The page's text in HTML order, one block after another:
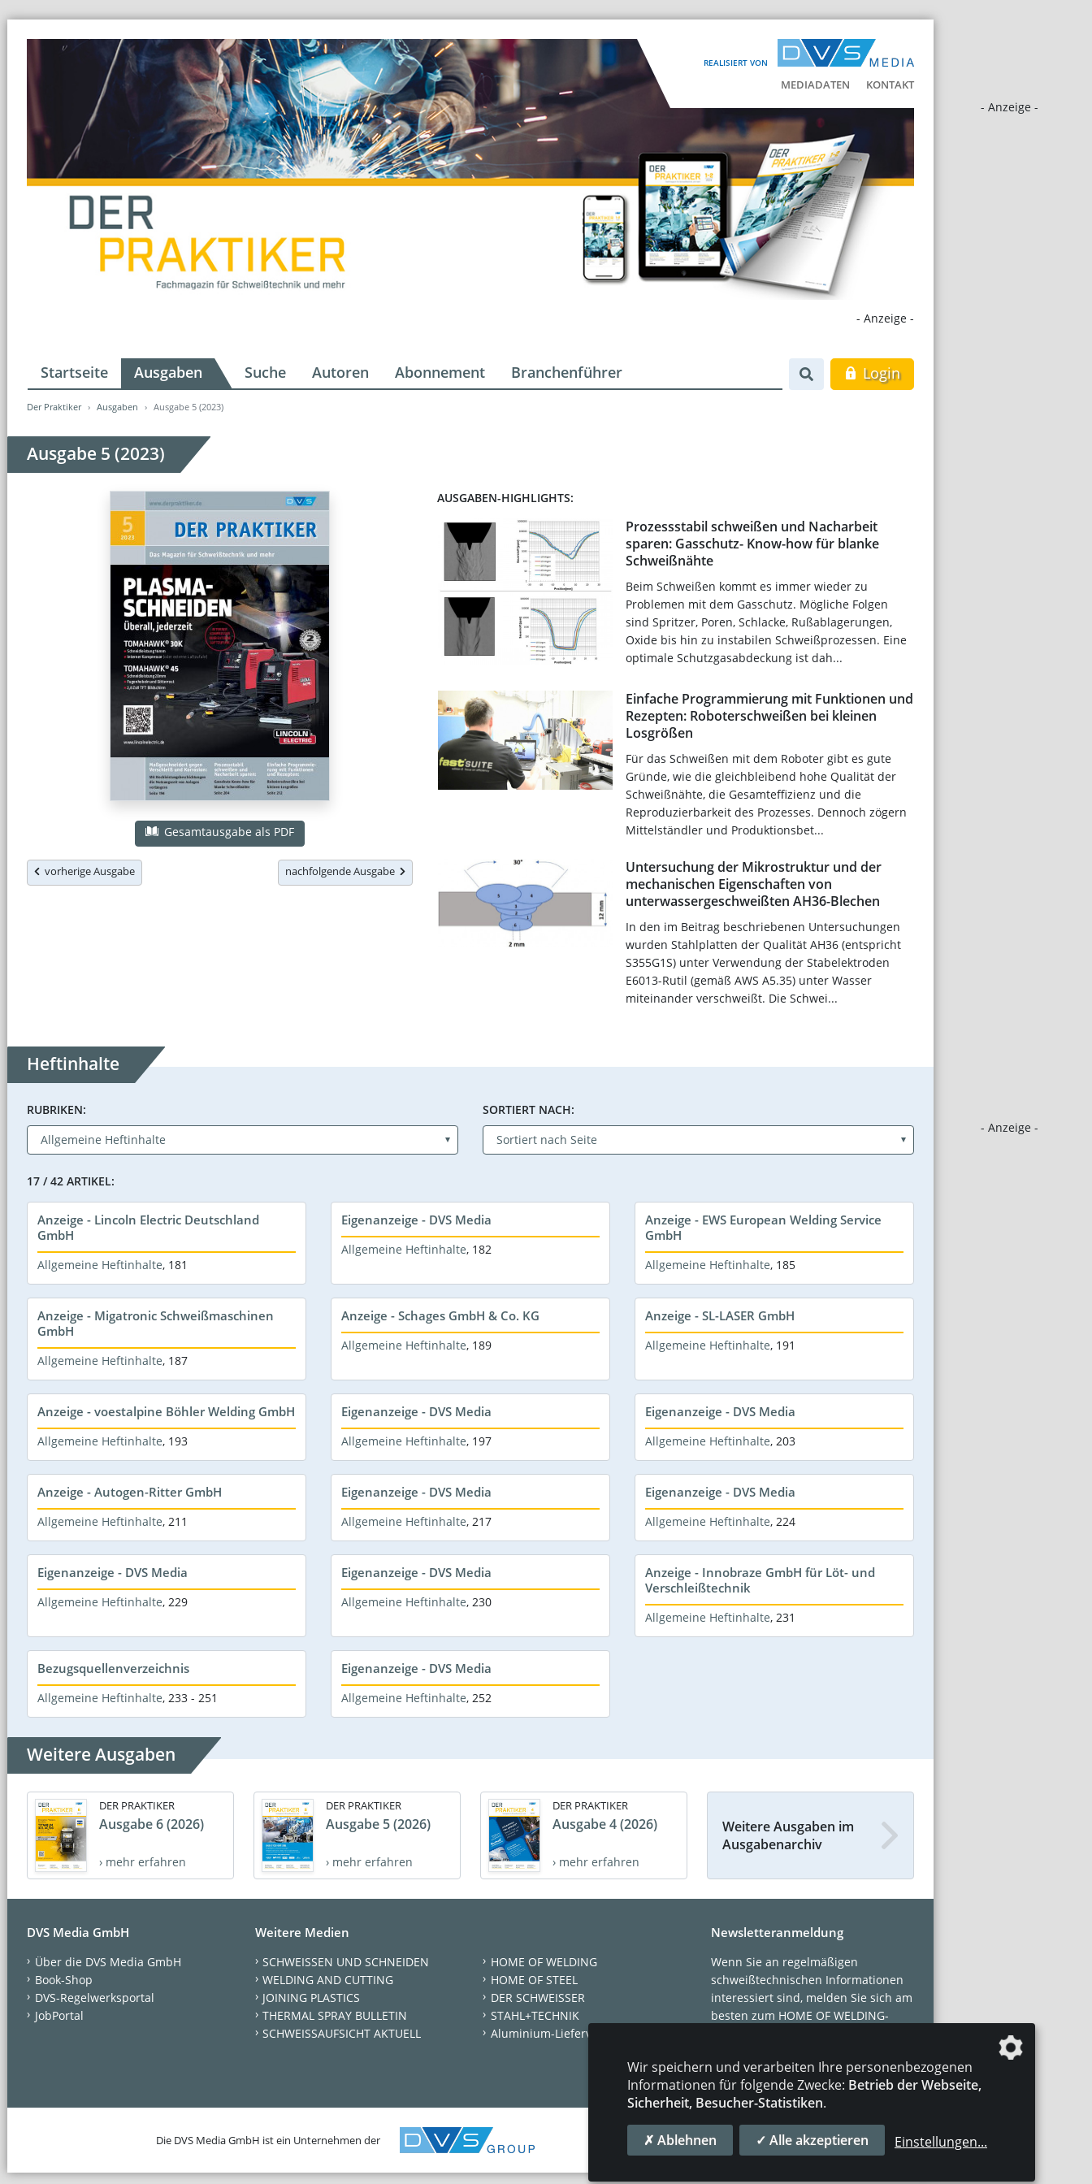
REALISIERT VON
MEDIADATEN KONTAKT
- Anzeige -
- Anzeige -
- Anzeige -
Startseite Ausgaben Suche Autoren Abonnement Branchenführer Login
Der Praktiker Ausgaben Ausgabe 5 (2023)
Ausgabe 5 (2023)
Gesamtausgabe als PDF
vorherige Ausgabe nachfolgende Ausgabe
AUSGABEN-HIGHLIGHTS:
Prozessstabil schweißen und Nacharbeit
sparen: Gasschutz- Know-how für blanke
Schweißnähte
Beim Schweißen kommt es immer wieder zu
Problemen mit dem Gasschutz. Mögliche Folgen
sind Spritzer, Poren, Schlacke, Rußablagerungen,
Oxide bis hin zu instabilen Schweißprozessen. Eine
optimale Schutzgasabdeckung ist dah...
Einfache Programmierung mit Funktionen und
Rezepten: Roboterschweißen bei kleinen
Losgrößen
Für das Schweißen mit dem Roboter gibt es gute
Gründe, wie die gleichbleibend hohe Qualität der
Schweißnähte, die Gesamteffizienz und die
Reproduzierbarkeit des Prozesses. Dennoch zögern
Mittelständler und Produktionsbet...
Untersuchung der Mikrostruktur und der
mechanischen Eigenschaften von
unterwassergeschweißten AH36-Blechen
In den im Beitrag beschriebenen Untersuchungen
wurden Stahlplatten der Qualität AH36 (entspricht
S355G1S) unter Verwendung der Stabelektroden
E6013-Rutil (gemäß AWS A5.35) unter Wasser
miteinander verschweißt. Die Schwei...
Heftinhalte
RUBRIKEN: SORTIERT NACH:
17 / 42 ARTIKEL:
Anzeige - Lincoln Electric Deutschland
GmbH
Allgemeine Heftinhalte, 181
Eigenanzeige - DVS Media
Allgemeine Heftinhalte, 182
Anzeige - EWS European Welding Service
GmbH
Allgemeine Heftinhalte, 185
Anzeige - Migatronic Schweißmaschinen
GmbH
Allgemeine Heftinhalte, 187
Anzeige - Schages GmbH & Co. KG
Allgemeine Heftinhalte, 189
Anzeige - SL-LASER GmbH
Allgemeine Heftinhalte, 191
Anzeige - voestalpine Böhler Welding GmbH
Allgemeine Heftinhalte, 193
Eigenanzeige - DVS Media
Allgemeine Heftinhalte, 197
Eigenanzeige - DVS Media
Allgemeine Heftinhalte, 203
Anzeige - Autogen-Ritter GmbH
Allgemeine Heftinhalte, 211
Eigenanzeige - DVS Media
Allgemeine Heftinhalte, 217
Eigenanzeige - DVS Media
Allgemeine Heftinhalte, 224
Eigenanzeige - DVS Media
Allgemeine Heftinhalte, 229
Eigenanzeige - DVS Media
Allgemeine Heftinhalte, 230
Anzeige - Innobraze GmbH für Löt- und
Verschleißtechnik
Allgemeine Heftinhalte, 231
Bezugsquellenverzeichnis
Allgemeine Heftinhalte, 233 - 251
Eigenanzeige - DVS Media
Allgemeine Heftinhalte, 252
Weitere Ausgaben
DER PRAKTIKER
Ausgabe 6 (2026)
› mehr erfahren
DER PRAKTIKER
Ausgabe 5 (2026)
› mehr erfahren
DER PRAKTIKER
Ausgabe 4 (2026)
› mehr erfahren
Weitere Ausgaben im
Ausgabenarchiv
DVS Media GmbH
Über die DVS Media GmbH
Book-Shop
DVS-Regelwerksportal
JobPortal
Weitere Medien
SCHWEISSEN UND SCHNEIDEN
WELDING AND CUTTING
JOINING PLASTICS
THERMAL SPRAY BULLETIN
SCHWEISSAUFSICHT AKTUELL
HOME OF WELDING
HOME OF STEEL
DER SCHWEISSER
STAHL+TECHNIK
Aluminium-Lieferverzeichnis
Newsletteranmeldung
Wenn Sie an regelmäßigen
schweißtechnischen Informationen
interessiert sind, melden Sie sich am
besten zum HOME OF WELDING-
Jetzt abonnieren!
Die DVS Media GmbH ist ein Unternehmen der KONTAKT IMPRESSUM DATENSCHUTZ
Wir speichern und verarbeiten Ihre personenbezogenen
Informationen für folgende Zwecke: Betrieb der Webseite,
Sicherheit, Besucher-Statistiken.
✗ Ablehnen ✓ Alle akzeptieren Einstellungen...